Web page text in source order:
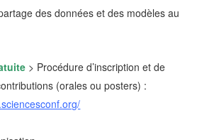
des données et des modèles au
> Procédure d’inscription et de
(orales ou posters) :